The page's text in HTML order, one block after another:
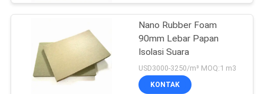
Pegangan
Pegangan Karet
Busa
Nano Rubber Foam
90mm Lebar Papan
Isolasi Suara
USD3000-3250/m³ MOQ:1 m3
KONTAK